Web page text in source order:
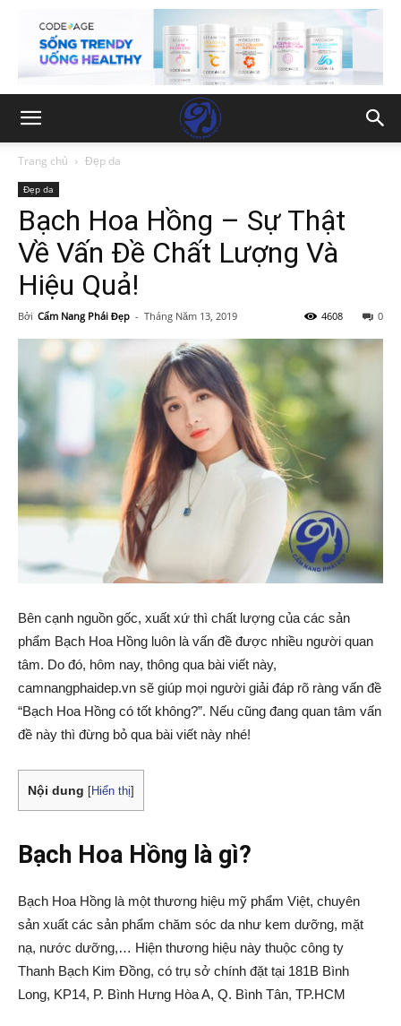
Trang chủ Đẹp da
Đẹp da
Bạch Hoa Hồng – Sự Thật
Về Vấn Đề Chất Lượng Và
Hiệu Quả!
Bởi Cẩm Nang Phái Đẹp - Tháng Năm 13, 2019 0
4608
Bên cạnh nguồn gốc, xuất xứ thì chất lượng của các sản
phẩm Bạch Hoa Hồng luôn là vấn đề được nhiều người quan
tâm. Do đó, hôm nay, thông qua bài viết này,
camnangphaidep.vn sẽ giúp mọi người giải đáp rõ ràng vấn đề
“Bạch Hoa Hồng có tốt không?”. Nếu cũng đang quan tâm vấn
đề này thì đừng bỏ qua bài viết này nhé!
Nội dung [Hiển thị]
Bạch Hoa Hồng là gì?
Bạch Hoa Hồng là một thương hiệu mỹ phẩm Việt, chuyên
sản xuất các sản phẩm chăm sóc da như kem dưỡng, mặt
nạ, nước dưỡng,… Hiện thương hiệu này thuộc công ty
Thanh Bạch Kim Đồng, có trụ sở chính đặt tại 181B Bình
Long, KP14, P. Bình Hưng Hòa A, Q. Bình Tân, TP.HCM